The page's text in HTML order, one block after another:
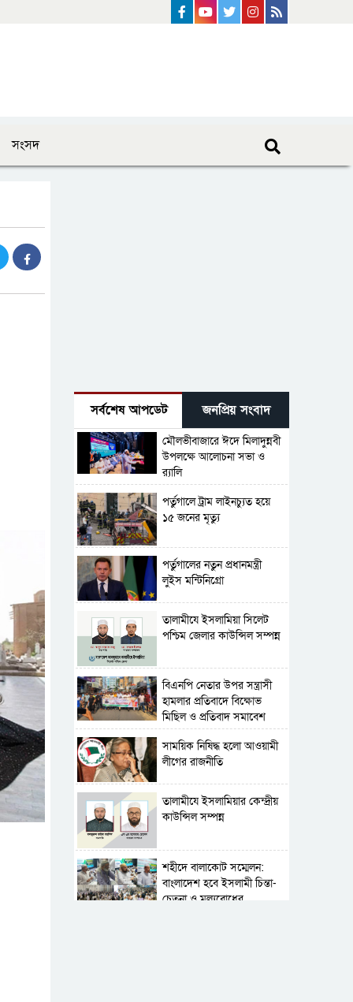
instagram
Twitter
Youtube
Facebook
সংসদ
সর্বশেষ আপডেট জনপ্রিয় সংবাদ
মৌলভীবাজারে ঈদে মিলাদুন্নবী
উপলক্ষে আলোচনা সভা ও
র‍্যালি
পর্তুগালে ট্রাম লাইনচ্যুত হয়ে
১৫ জনের মৃত্যু
পর্তুগালের নতুন প্রধানমন্ত্রী
লুইস মন্টিনিগ্রো
‎তালামীযে ইসলামিয়া সিলেট
পশ্চিম জেলার কাউন্সিল সম্পন্ন
বিএনপি নেতার উপর সন্ত্রাসী
হামলার প্রতিবাদে বিক্ষোভ
মিছিল ও প্রতিবাদ সমাবেশ
সাময়িক নিষিদ্ধ হলো আওয়ামী
লীগের রাজনীতি
‎তালামীযে ইসলামিয়ার কেন্দ্রীয়
কাউন্সিল সম্পন্ন
শহীদে বালাকোট সম্মেলন:
বাংলাদেশ হবে ইসলামী চিন্তা-
চেতনা ও মূল্যবোধের